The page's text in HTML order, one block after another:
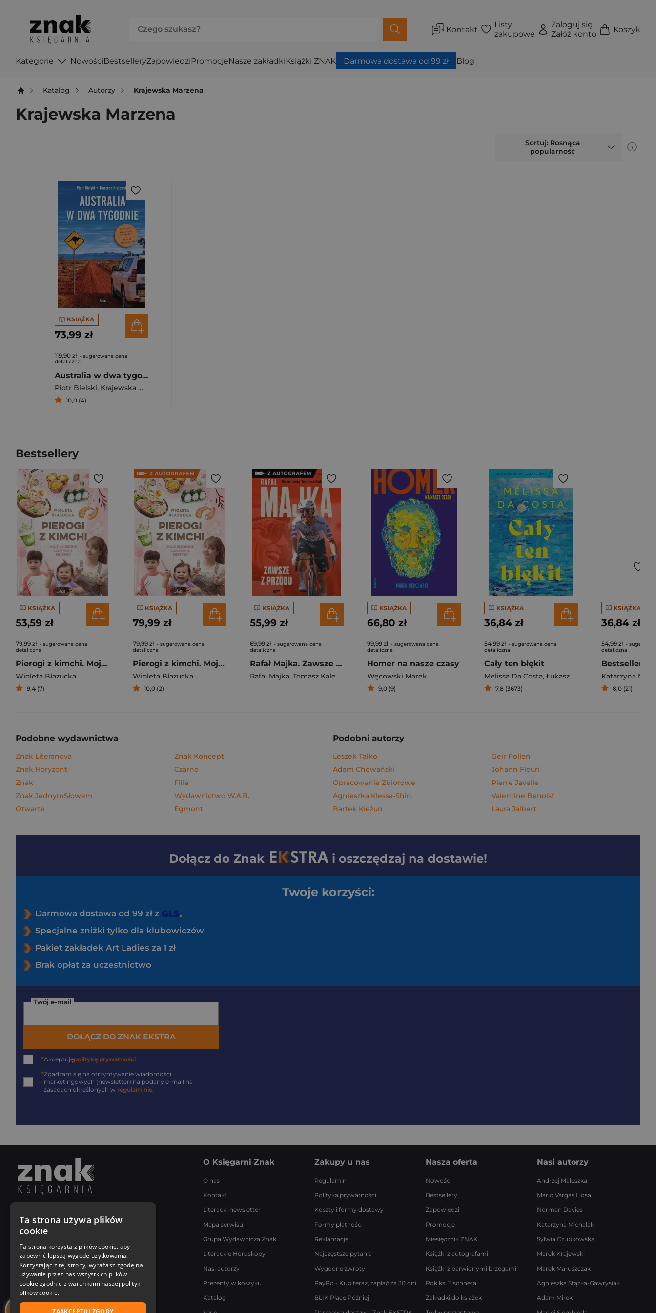
Kontakt
Listy
zakupowe
Zaloguj się
Załóż konto
Koszyk
Kategorie NowościBestselleryZapowiedziPromocjeNasze zakładkiKsiążki ZNAK Darmowa dostawa od 99 zł Blog
Katalog Autorzy Krajewska Marzena
Krajewska Marzena
Sortuj: Rosnąca
popularność
KSIĄŻKA
73,99 zł
119,90 zł - sugerowana cena
detaliczna
Australia w dwa tygodnie
Piotr Bielski, Krajewska Marzena
10,0 (4)
Bestsellery
KSIĄŻKA
53,59 zł
79,99 zł - sugerowana cena
detaliczna
Pierogi z kimchi. Moje ulubione azjatyckie przepisy
Wioleta Błazucka
9,4 (7)
KSIĄŻKA
79,99 zł
79,99 zł - sugerowana cena
detaliczna
Pierogi z kimchi. Moje ulubione azjatyckie przepisy - książka z autografem
Wioleta Błazucka
10,0 (2)
KSIĄŻKA
55,99 zł
69,99 zł - sugerowana cena
detaliczna
Rafał Majka. Zawsze z przodu. Rozmawia Tomasz Kalemba - książka z autografem
Rafał Majka, Tomasz Kalemba
KSIĄŻKA
66,80 zł
99,99 zł - sugerowana cena
detaliczna
Homer na nasze czasy
Węcowski Marek
9,0 (9)
KSIĄŻKA
36,84 zł
54,99 zł - sugerowana cena
detaliczna
Cały ten błękit
Melissa Da Costa, Łukasz Müller
7,8 (3673)
KSIĄŻKA
36,84 zł
54,99 zł -
detaliczna
Bestseller.
Katarzyna
8,0 (21)
Podobne wydawnictwa
Znak Literanova
Znak Horyzont
Znak
Znak JednymSłowem
Otwarte
Znak Koncept
Czarne
Filia
Wydawnictwo W.A.B.
Egmont
Podobni autorzy
Leszek Talko
Adam Chowański
Opracowanie Zbiorowe
Agnieszka Klessa-Shin
Bartek Kieżun
Geir Pollen
Johann Fleuri
Pierre Javelle
Valentine Benoist
Laura Jalbert
Dołącz do Znak i oszczędzaj na dostawie!
Twoje korzyści:
Darmowa dostawa od 99 zł z
Specjalne zniżki tylko dla klubowiczów
Pakiet zakładek Art Ladies za 1 zł
Brak opłat za uczestnictwo
Twój e-mail
DOŁĄCZ DO ZNAK EKSTRA
*Akceptujępolitykę prywatności
*Zgadzam się na otrzymywanie wiadomości
marketingowych (newsletter) na podany e-mail na
zasadach określonych w regulaminie.
Poniedziałek - Piątek
8:00 - 18:00
[email protected]
Bądź z nami na bieżąco
O Księgarni Znak
O nas
Kontakt
Literacki newsletter
Mapa serwisu
Grupa Wydawnicza Znak
Literackie Horoskopy
Nasi autorzy
Prezenty w koszyku
Katalog
Zakupy u nas
Regulamin
Polityka prywatności
Koszty i formy dostawy
Formy płatności
Reklamacje
Najczęstsze pytania
Wygodne zwroty
PayPo - Kup teraz, zapłać za 30 dni
BLIK Płacę Później
Nasza oferta
Nowości
Bestsellery
Zapowiedzi
Promocje
Miesięcznik ZNAK
Książki z autografami
Książki z barwionymi brzegami
Rok ks. Tischnera
Zakładki do książek
Nasi autorzy
Andrzej Maleszka
Mario Vargas Llosa
Norman Davies
Katarzyna Michalak
Sylwia Czubkowska
Marek Krajewski
Marek Maruszczak
Agnieszka Stążka-Gawrysiak
Adam Mirek
Ta strona używa plików
cookie
Ta strona korzysta z plików cookie, aby
zapewnić lepszą wygodę użytkowania.
Korzystając z tej strony, wyrażasz zgodę na
używanie przez nas wszystkich plików
cookie zgodnie z warunkami naszej polityki
plików cookie.
ZAAKCEPTUJ ZGODY